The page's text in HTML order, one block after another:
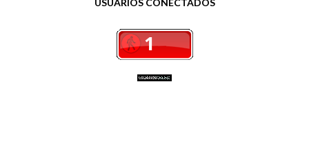
USUÁRIOS CONECTADOS